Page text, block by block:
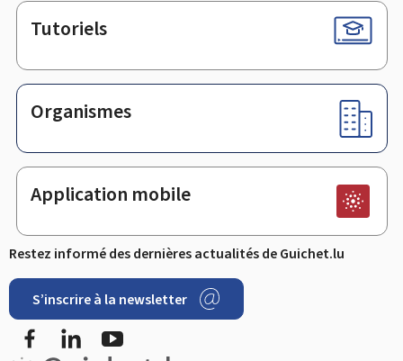
Tutoriels
Organismes
Application mobile
Restez informé des dernières actualités de Guichet.lu
S’inscrire à la newsletter
FacebookLinkedIn